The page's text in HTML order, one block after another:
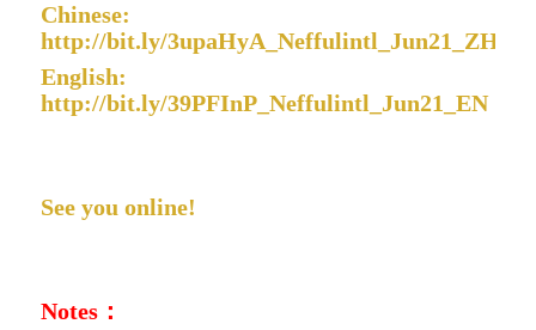
Chinese:
http://bit.ly/3upaHyA_Neffulintl_Jun21_ZH
English:
http://bit.ly/39PFInP_Neffulintl_Jun21_EN
See you online!
Notes：